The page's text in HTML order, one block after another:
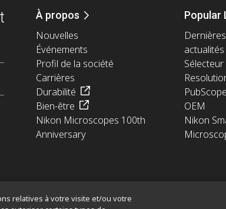
À propos
Nouvelles
Événements
Profil de la société
Carrières
Durabilité
Bien-être
Nikon Microscopes 100th
Anniversary
Popular
actualités
Sélecteur
OEM
Nikon
relatives à votre visite et/ou votre